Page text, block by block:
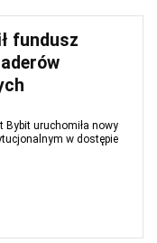
fundusz
Bybit uruchomiła nowy
w dostępie